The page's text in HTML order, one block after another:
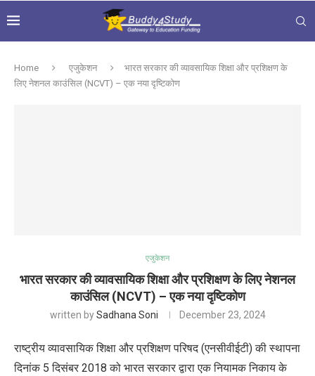
Home एजुकेशन
भारत सरकार की व्यावसायिक शिक्षा और प्रशिक्षण के
लिए नेशनल काउंसिल (NCVT) – एक नया दृष्टिकोण
एजुकेशन
भारत सरकार की व्यावसायिक शिक्षा और प्रशिक्षण के लिए नेशनल
काउंसिल (NCVT) – एक नया दृष्टिकोण
written bySadhana Soni December 23, 2024
राष्ट्रीय व्यावसायिक शिक्षा और प्रशिक्षण परिषद (एनसीवीईटी)की स्थापना
दिनांक 5 दिसंबर 2018 को भारत सरकार द्वारा एक नियामक निकाय के